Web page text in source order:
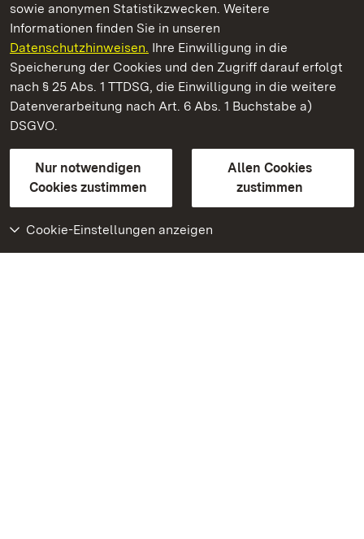
sowie anonymen Statistikzwecken. Weitere
Informationen finden Sie in unseren
Datenschutzhinweisen. Ihre Einwilligung in die
Speicherung der Cookies und den Zugriff darauf erfolgt
nach § 25 Abs. 1 TTDSG, die Einwilligung in die weitere
Datenverarbeitung nach Art. 6 Abs. 1 Buchstabe a)
DSGVO.
Nur notwendigen
Cookies zustimmen
Allen Cookies
zustimmen
Cookie-Einstellungen anzeigen
Staatliche Schlösser und Gärten Baden‑Württemberg
Staatliche Schlösser und Gärten Baden-Württemberg
Kontakt
GebärdenspracheLeichte Sprache
Erklärung zur Barrierefreiheit
BITV-konform (geprüfte Seiten)
Weiteres